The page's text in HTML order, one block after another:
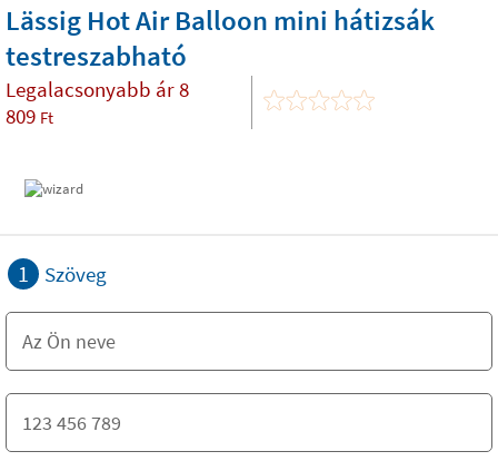
Lässig Hot Air Balloon mini hátizsák
testreszabható
Legalacsonyabb ár8
809 Ft
1 Szöveg